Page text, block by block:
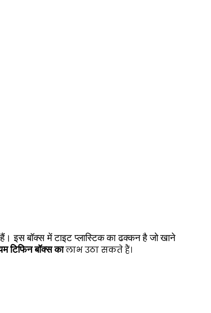
इस बॉक्स में टाइट प्लास्टिक का ढक्कन है जो खाने
टिफिन बॉक्स कालाभ उठा सकते हैं।